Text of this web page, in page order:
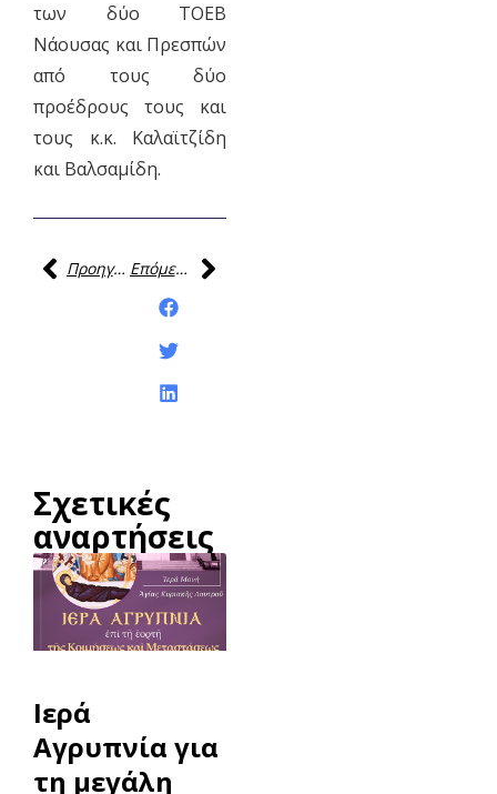
των δύο ΤΟΕΒ
Νάουσας και Πρεσπών
από τους δύο
προέδρους τους και
τους κ.κ. Καλαϊτζίδη
και Βαλσαμίδη.
Προηγούμενη
Επόμενη
Σχετικές
αναρτήσεις
Ιερά
Αγρυπνία για
τη μεγάλη